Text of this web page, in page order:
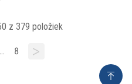
z 379 položiek
… 8